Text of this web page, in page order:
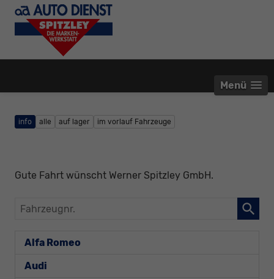
Menü
info alle auf lager im vorlauf Fahrzeuge
Gute Fahrt wünscht Werner Spitzley GmbH.
Fahrzeugnr.
Alfa Romeo
Audi